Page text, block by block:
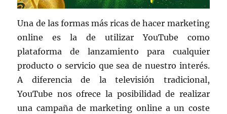
Una de las formas más ricas de hacer marketing
online es la de utilizar YouTube como
plataforma de lanzamiento para cualquier
producto o servicio que sea de nuestro interés.
A diferencia de la televisión tradicional,
YouTube nos ofrece la posibilidad de realizar
una campaña de marketing online a un coste